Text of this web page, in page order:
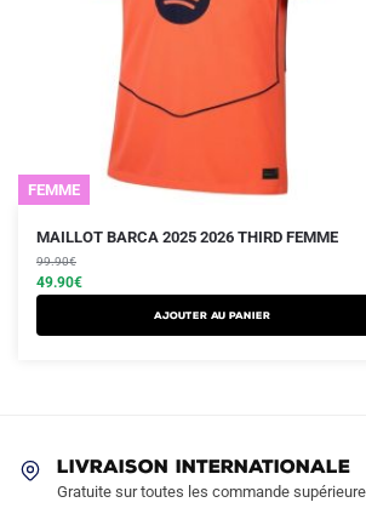
FEMME
MAILLOT BARCA 2025 2026 THIRD FEMME
99.90€
Le
prix
initial
était :
49.90€
Le
prix
actuel
est :
AJOUTER AU PANIER
Ce
produit
a
être
choisies
LIVRAISON INTERNATIONALE
Gratuite sur toutes les commande